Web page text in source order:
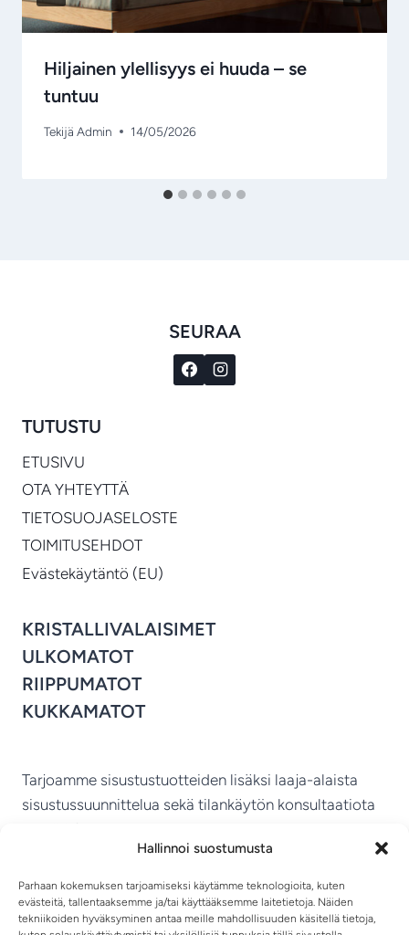
Hallinnoi suostumusta
Parhaan kokemuksen tarjoamiseksi käytämme teknologioita, kuten
evästeitä, tallentaaksemme ja/tai käyttääksemme laitetietoja. Näiden
tekniikoiden hyväksyminen antaa meille mahdollisuuden käsitellä tietoja,
Hiljainen ylellisyys ei huuda – se
tuntuu
Tekijä Admin 14/05/2026
SEURAA
TUTUSTU
ETUSIVU
OTA YHTEYTTÄ
TIETOSUOJASELOSTE
TOIMITUSEHDOT
Evästekäytäntö (EU)
KRISTALLIVALAISIMET
ULKOMATOT
RIIPPUMATOT
KUKKAMATOT
Tarjoamme sisustustuotteiden lisäksi laaja-alaista
sisustussuunnittelua sekä tilankäytön konsultaatiota
MIKKELIN VITRIINI KY